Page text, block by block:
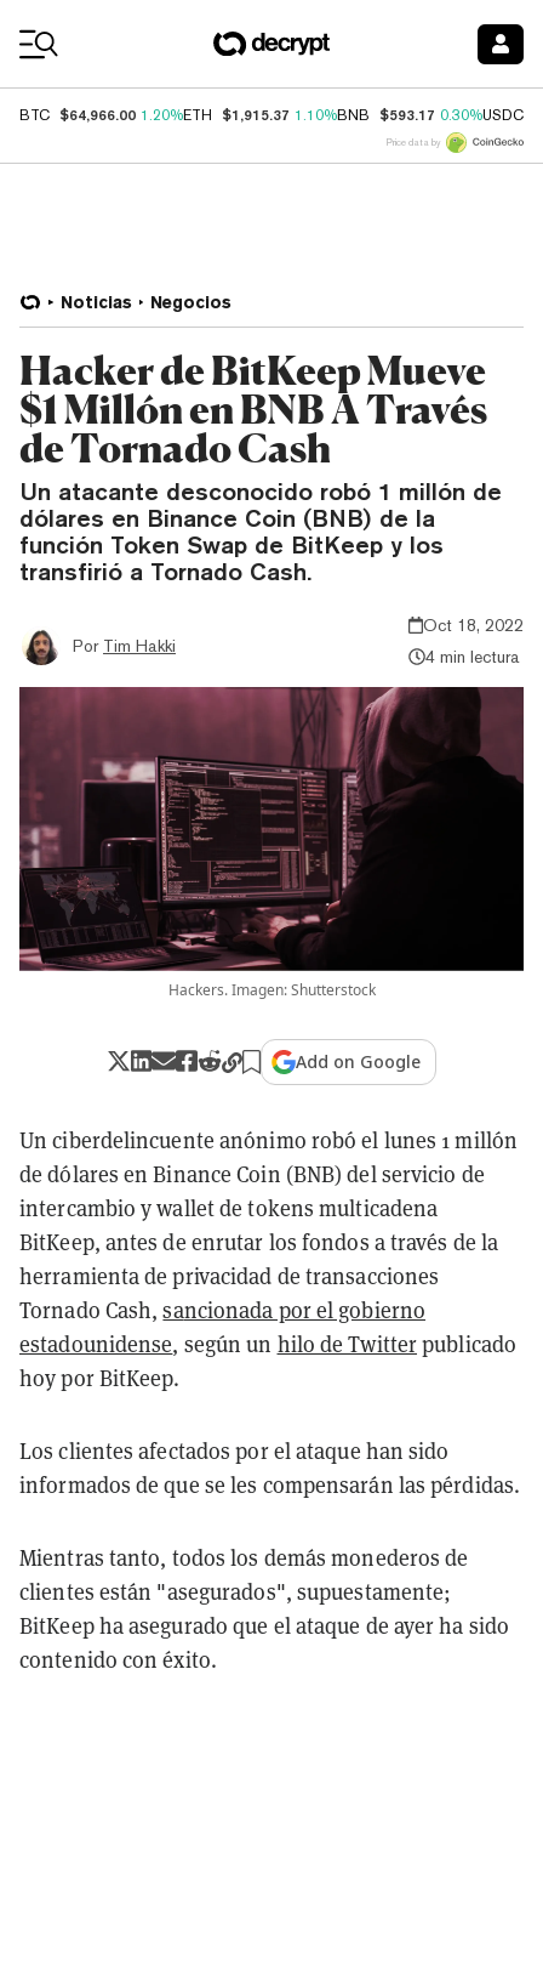
BTC $64,966.00 1.20%ETH $1,915.37 1.10%BNB $593.17 0.30%USDC
Price data by
Noticias Negocios
Hacker de BitKeep Mueve
$1 Millón en BNB A Través
de Tornado Cash
Un atacante desconocido robó 1 millón de
dólares en Binance Coin (BNB) de la
función Token Swap de BitKeep y los
transfirió a Tornado Cash.
Por Tim Hakki
Oct 18, 2022
4 min lectura
Hackers. Imagen: Shutterstock
Add on Google
Un ciberdelincuente anónimo robó el lunes 1 millón
de dólares en Binance Coin (BNB) del servicio de
intercambio y wallet de tokens multicadena
BitKeep, antes de enrutar los fondos a través de la
herramienta de privacidad de transacciones
Tornado Cash,sancionada por el gobierno
estadounidense, según un hilo de Twitterpublicado
hoy por BitKeep.
Los clientes afectados por el ataque han sido
informados de que se les compensarán las pérdidas.
Mientras tanto, todos los demás monederos de
clientes están "asegurados", supuestamente;
BitKeep ha asegurado que el ataque de ayer ha sido
contenido con éxito.